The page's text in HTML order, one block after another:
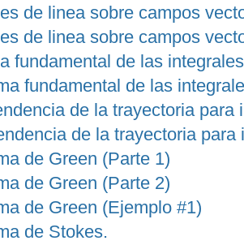
de linea sobre campos
de linea sobre campos
fundamental de las
fundamental de las
de la trayectoria para
de la trayectoria
de Green (Parte 1)
de Green (Parte 2)
de Green (Ejemplo #1)
de Stokes.